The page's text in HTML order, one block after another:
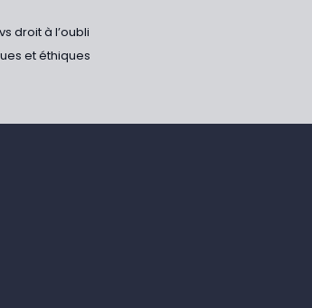
droit à l’oubli
et éthiques